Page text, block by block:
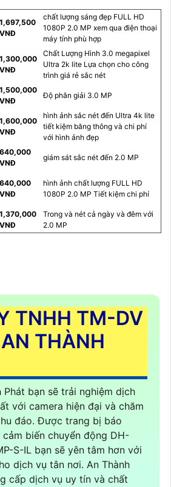
1,697,500
VNĐ
chất lượng sáng đẹp FULL HD
1080P 2.0 MP xem qua điện thoại
máy tính phù hợp
1,300,000
VNĐ
Chất Lượng Hình 3.0 megapixel
Ultra 2k lite Lựa chọn cho công
trình giá rẻ sắc nét
1,500,000
VNĐ
Độ phân giải 3.0 MP
1,600,000
VNĐ
hình ảnh sắc nét đến Ultra 4k lite
tiết kiệm băng thông và chi phí
với hình ảnh đẹp
640,000
VNĐ
giám sát sắc nét đến 2.0 MP
640,000
VNĐ
hình ảnh chất lượng FULL HD
1080P 2.0 MP Tiết kiệm chi phí
1,370,000
VNĐ
Trong và nét cả ngày và đêm với
2.0 MP
TNHH TM-DV
THÀNH
Phát bạn sẽ trải nghiệm dịch
với camera hiện đại và chăm
đáo. Được trang bị báo
biến chuyển động DH-
S-IL bạn sẽ yên tâm hơn với
dịch vụ tân nơi. An Thành
cấp dịch vụ uy tín và chất